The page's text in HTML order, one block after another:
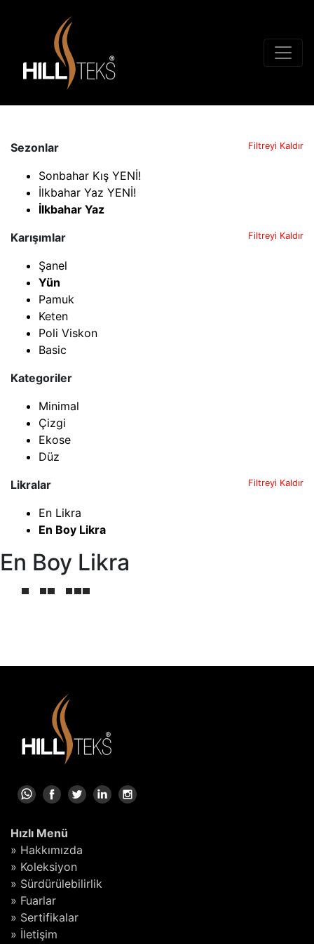
Sezonlar Filtreyi Kaldır
Sonbahar Kış YENİ!
İlkbahar Yaz YENİ!
İlkbahar Yaz
Karışımlar
Filtreyi Kaldır
Şanel
Yün
Pamuk
Keten
Poli Viskon
Basic
Kategoriler
Minimal
Çizgi
Ekose
Düz
Likralar
Filtreyi Kaldır
En Likra
En Boy Likra
En Boy Likra
Hızlı Menü
» Hakkımızda
» Koleksiyon
» Sürdürülebilirlik
» Fuarlar
» Sertifikalar
» İletişim